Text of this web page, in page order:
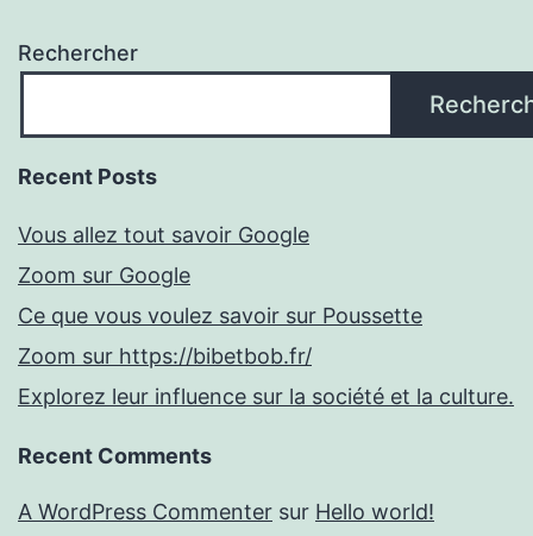
Rechercher
Recent Posts
Vous allez tout savoir Google
Zoom sur Google
Ce que vous voulez savoir sur Poussette
Zoom sur https://bibetbob.fr/
Explorez leur influence sur la société et la culture.
Recent Comments
A WordPress Commenter sur Hello world!